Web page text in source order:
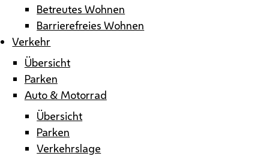
Betreutes Wohnen
Barrierefreies Wohnen
Verkehr
Übersicht
Parken
Auto & Motorrad
Übersicht
Parken
Verkehrslage